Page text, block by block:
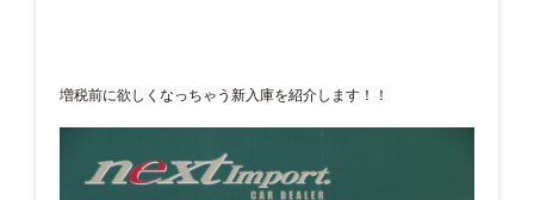
増税前に欲しくなっちゃう新入庫を紹介します！！